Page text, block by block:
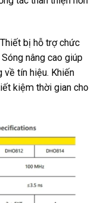
bị hỗ trợ chức
nâng cao giúp
tín hiệu. Khiến
kiệm thời gian cho